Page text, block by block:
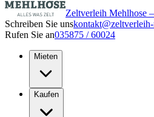
Zeltverleih Mehlhose
Schreiben Sie uns
Rufen Sie an035875 / 60024
Mieten
Kaufen